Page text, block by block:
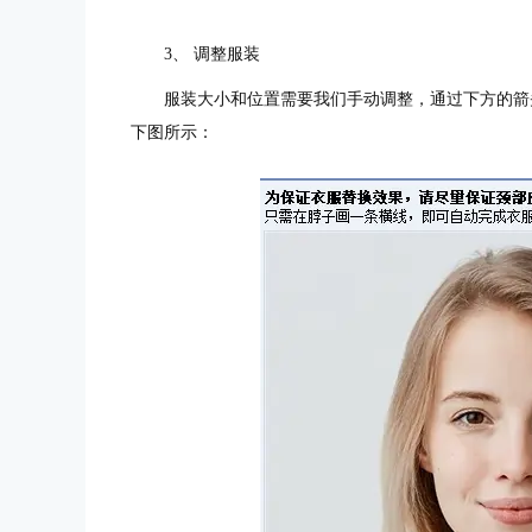
3、 调整服装
服装大小和位置需要我们手动调整，通过下方的
下图所示：